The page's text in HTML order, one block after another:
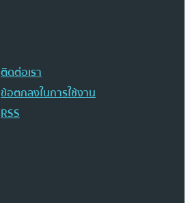
ติดต่อเรา
ข้อตกลงในการใช้งาน
RSS